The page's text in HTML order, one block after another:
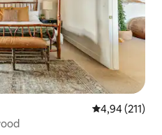
5 üzerinden
4,94 (211)